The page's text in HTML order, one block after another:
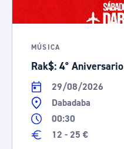
MÚSICA
Rak$: 4° Aniversario
29/08/2026
Dabadaba
00:30
12 - 25 €